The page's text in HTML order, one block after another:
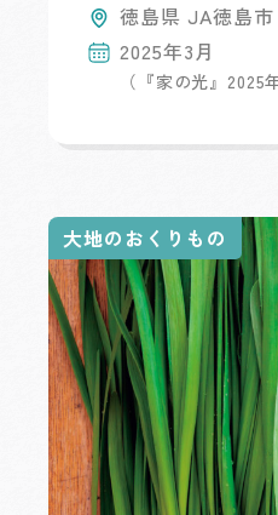
徳島県 JA徳島市
2025年3月
（『家の光』2025
大地のおくりもの